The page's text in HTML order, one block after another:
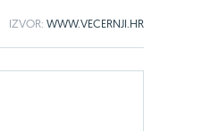
IZVOR: WWW.VECERNJI.HR